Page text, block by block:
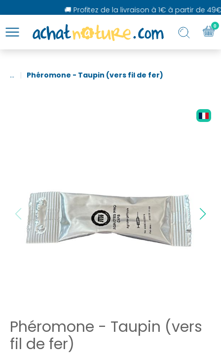
🚚 Profitez de la livraison à 1€ à partir de 49€
... Phéromone - Taupin (vers fil de fer)
Phéromone - Taupin (vers
fil de fer)
0